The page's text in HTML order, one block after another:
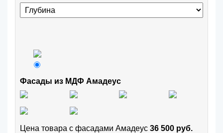
Фасады из МДФ Амадеус
Цена товара с фасадами Амадеус 36 500 руб.